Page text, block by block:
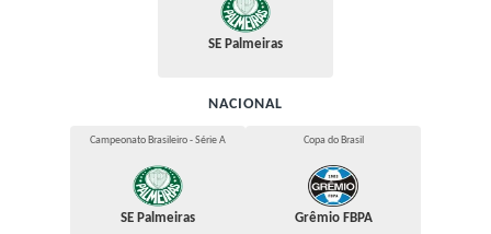
SE Palmeiras
NACIONAL
Campeonato Brasileiro - Série A
SE Palmeiras
Copa do Brasil
Grêmio FBPA